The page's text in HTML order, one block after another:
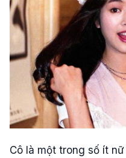
Cô là một trong số ít